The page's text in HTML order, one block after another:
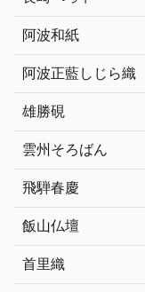
阿波和紙
阿波正藍しじら織
雄勝硯
雲州そろばん
飛騨春慶
飯山仏壇
首里織